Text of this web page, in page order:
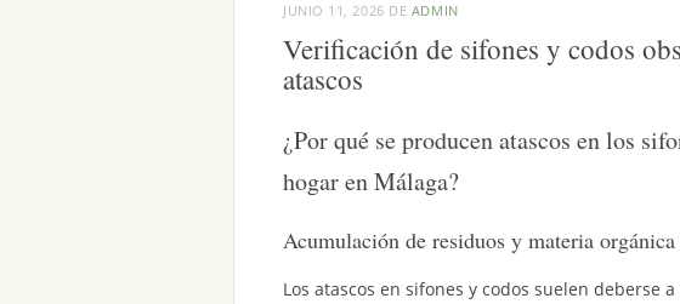
JUNIO 11, 2026 DE ADMIN
Verificación de sifones y codos
atascos
¿Por qué se producen atascos en los
hogar en Málaga?
Acumulación de residuos y materia orgánica
Los atascos en sifones y codos suelen deberse